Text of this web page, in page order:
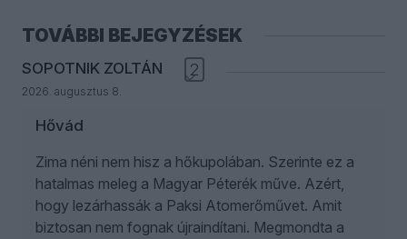
TOVÁBBI BEJEGYZÉSEK
SOPOTNIK ZOLTÁN
2026. augusztus 8.
2
Hővád
Zima néni nem hisz a hőkupolában. Szerinte ez a
hatalmas meleg a Magyar Péterék műve. Azért,
hogy lezárhassák a Paksi Atomerőművet. Amit
biztosan nem fognak újraindítani. Megmondta a